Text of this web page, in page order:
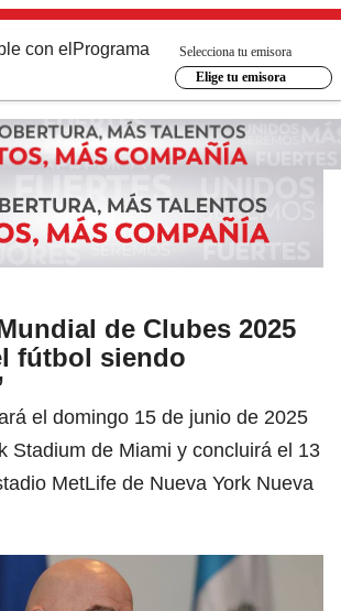
con el Programa
Selecciona tu emisora
Elige tu emisora
de Clubes 2025
fútbol siendo
el domingo 15 de junio de 2025
Stadium de Miami y concluirá el 13
MetLife de Nueva York Nueva